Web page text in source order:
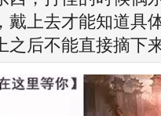
戴上去才能知道具
之后不能直接摘下